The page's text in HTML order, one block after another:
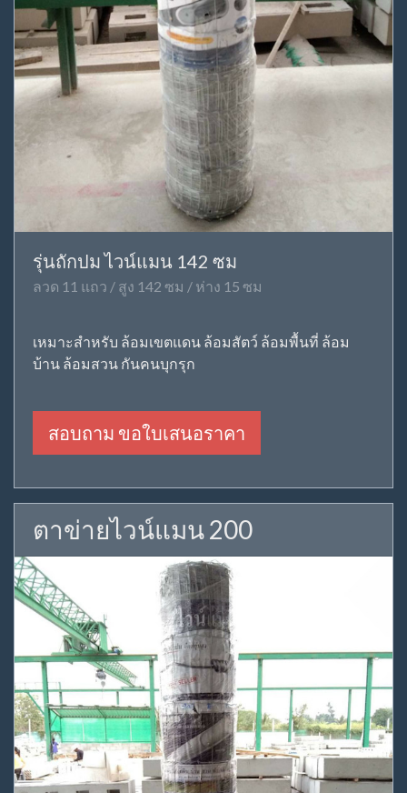
รุ่นถักปม ไวน์แมน 142 ซม
ลวด 11 แถว / สูง 142 ซม / ห่าง 15 ซม
เหมาะสำหรับ ล้อมเขตแดน ล้อมสัตว์ ล้อมพื้นที่ ล้อม
บ้าน ล้อมสวน กันคนบุกรุก
สอบถาม ขอใบเสนอราคา
ตาข่ายไวน์แมน 200